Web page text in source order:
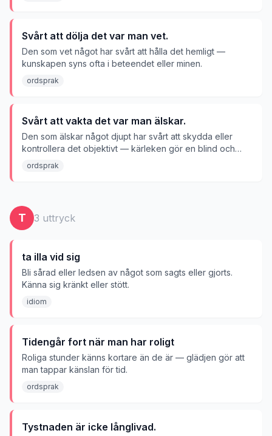
Svårt att dölja det var man vet.
Den som vet något har svårt att hålla det hemligt —
kunskapen syns ofta i beteendet eller minen.
ordsprak
Svårt att vakta det var man älskar.
Den som älskar något djupt har svårt att skydda eller
kontrollera det objektivt — kärleken gör en blind och
sårbar.
ordsprak
T 3 uttryck
ta illa vid sig
Bli sårad eller ledsen av något som sagts eller gjorts.
Känna sig kränkt eller stött.
idiom
Tidengår fort när man har roligt
Roliga stunder känns kortare än de är — glädjen gör att
man tappar känslan för tid.
ordsprak
Tystnaden är icke långlivad.